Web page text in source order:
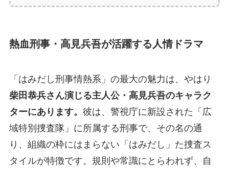
熱血刑事・高見兵吾が活躍する人情ドラマ
「はみだし刑事情熱系」の最大の魅力は、やはり
柴田恭兵さん演じる主人公・高見兵吾のキャラク
ターにあります。 彼は、警視庁に新設された「広
域特別捜査隊」に所属する刑事で、その名の通
り、組織の枠にはまらない「はみだし」た捜査ス
タイルが特徴です。規則や常識にとらわれず、自